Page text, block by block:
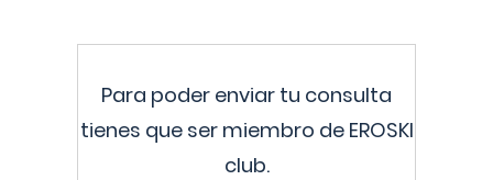
Para poder enviar tu consulta
tienes que ser miembro de EROSKI
club.